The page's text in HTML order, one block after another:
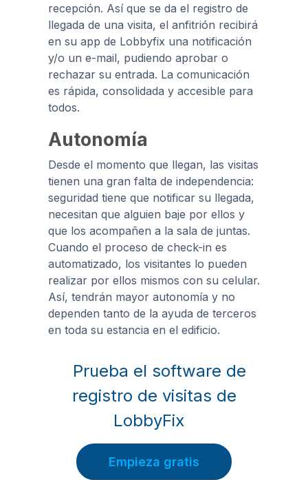
recepción. Así que se da el registro de
llegada de una visita, el anfitrión recibirá
en su app de Lobbyfix una notificación
y/o un e-mail, pudiendo aprobar o
rechazar su entrada. La comunicación
es rápida, consolidada y accesible para
todos.
Autonomía
Desde el momento que llegan, las visitas
tienen una gran falta de independencia:
seguridad tiene que notificar su llegada,
necesitan que alguien baje por ellos y
que los acompañen a la sala de juntas.
Cuando el proceso de check-in es
automatizado, los visitantes lo pueden
realizar por ellos mismos con su celular.
Así, tendrán mayor autonomía y no
dependen tanto de la ayuda de terceros
en toda su estancia en el edificio.
Prueba el software de
registro de visitas de
LobbyFix
Empieza gratis